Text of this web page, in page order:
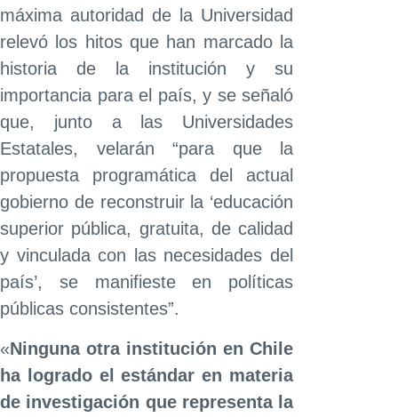
máxima autoridad de la Universidad
relevó los hitos que han marcado la
historia de la institución y su
importancia para el país, y se señaló
que, junto a las Universidades
Estatales, velarán “para que la
propuesta programática del actual
gobierno de reconstruir la ‘educación
superior pública, gratuita, de calidad
y vinculada con las necesidades del
país’, se manifieste en políticas
públicas consistentes”.
«Ninguna otra institución en Chile
ha logrado el estándar en materia
de investigación que representa la